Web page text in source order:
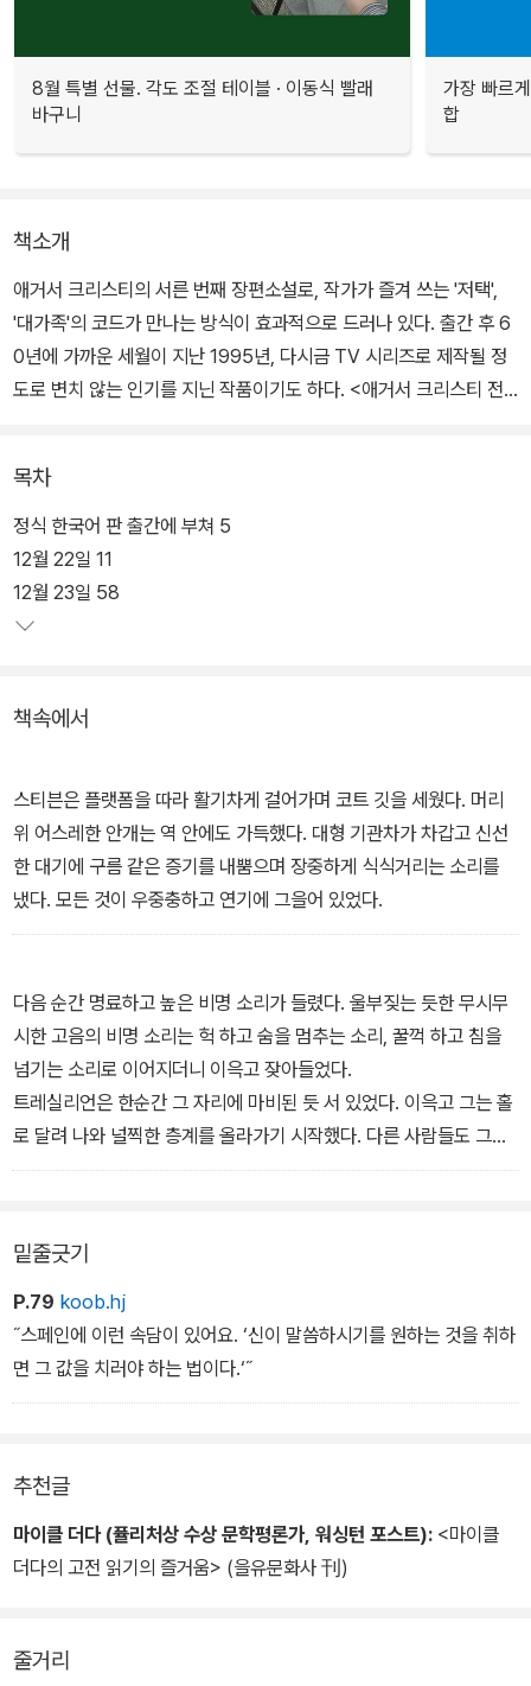
8월 특별 선물. 각도 조절 테이블 · 이동식 빨래
바구니
가장 빠르
합
책소개
애거서 크리스티의 서른 번째 장편소설로, 작가가 즐겨 쓰는 '저택',
'대가족'의 코드가 만나는 방식이 효과적으로 드러나 있다. 출간 후 6
0년에 가까운 세월이 지난 1995년, 다시금 TV 시리즈로 제작될 정
도로 변치 않는 인기를 지닌 작품이기도 하다. <애거서 크리스티 전
가부장적이고 압제적인 노부호 시메온 리. 그의 자식들은 아버지에게
반발하여 뿔뿔이 흩어진 지 오래이다. 하지만 어느 해의 크리스마스
가 가까운 때, 시메온 리는 갑자기 떨어져 살던 자식들을 불러 모은다.
갖은 수모를 참아가며 상속만을 기다려왔던 장남 부부를 비롯한 여러
녀가 합류하며 저택에는 20년간의 애증이 교차한다.
목차
정식 한국어 판 출간에 부쳐 5
12월 22일 11
12월 23일 58
책속에서
스티븐은 플랫폼을 따라 활기차게 걸어가며 코트 깃을 세웠다. 머리
위 어스레한 안개는 역 안에도 가득했다. 대형 기관차가 차갑고 신선
한 대기에 구름 같은 증기를 내뿜으며 장중하게 식식거리는 소리를
냈다. 모든 것이 우중충하고 연기에 그을어 있었다.
다음 순간 명료하고 높은 비명 소리가 들렸다. 울부짖는 듯한 무시무
시한 고음의 비명 소리는 헉 하고 숨을 멈추는 소리, 꿀꺽 하고 침을
넘기는 소리로 이어지더니 이윽고 잦아들었다.
트레실리언은 한순간 그 자리에 마비된 듯 서 있었다. 이윽고 그는 홀
로 달려 나와 널찍한 층계를 올라가기 시작했다. 다른 사람들도 그와
함께였다. 비명이 온 집 안에 울려퍼졌던 것이다.
갔다. 스티븐 파와 데이비드 부인이 벌써 와 있었다. 데이비드 부인은
벽에 등을 대고 기대 서 있었고, 파는 문손잡이를 비틀고 잇었다.
'문이 잠겨 있소. 문이 잠겨 있다고요!' - 본문 93쪽에서
밑줄긋기
P.79 koob.hj
˝스페인에 이런 속담이 있어요. ‘신이 말씀하시기를 원하는 것을 취하
면 그 값을 치러야 하는 법이다.‘˝
추천글
마이클 더다 (퓰리처상 수상 문학평론가, 워싱턴 포스트): <마이클
더다의 고전 읽기의 즐거움> (을유문화사 刊)
줄거리